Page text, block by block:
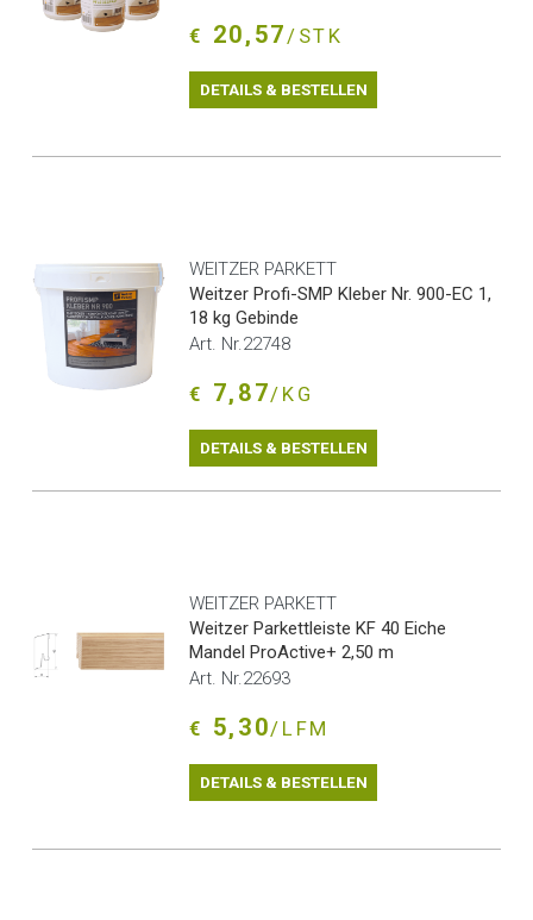
€ 20,57/STK
DETAILS & BESTELLEN
WEITZER PARKETT
Weitzer Profi-SMP Kleber Nr. 900-EC 1,
18 kg Gebinde
Art. Nr.22748
€ 7,87/KG
DETAILS & BESTELLEN
WEITZER PARKETT
Weitzer Parkettleiste KF 40 Eiche
Mandel ProActive+ 2,50 m
Art. Nr.22693
€ 5,30/LFM
DETAILS & BESTELLEN